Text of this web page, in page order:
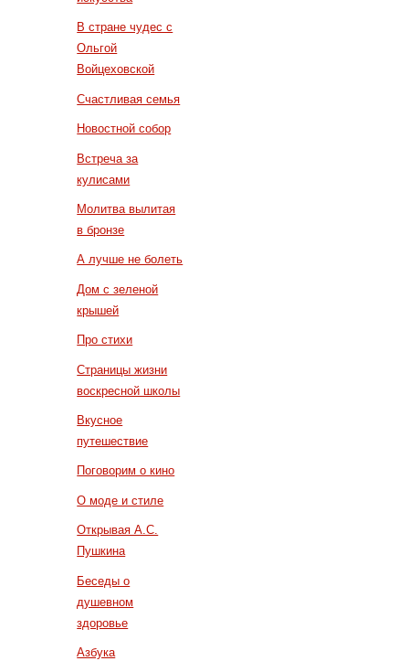
В стране чудес с
Ольгой
Войцеховской
Счастливая семья
Новостной собор
Встреча за
кулисами
Молитва вылитая
в бронзе
А лучше не болеть
Дом с зеленой
крышей
Про стихи
Страницы жизни
воскресной школы
Вкусное
путешествие
Поговорим о кино
О моде и стиле
Открывая А.С.
Пушкина
Беседы о
душевном
здоровье
Азбука